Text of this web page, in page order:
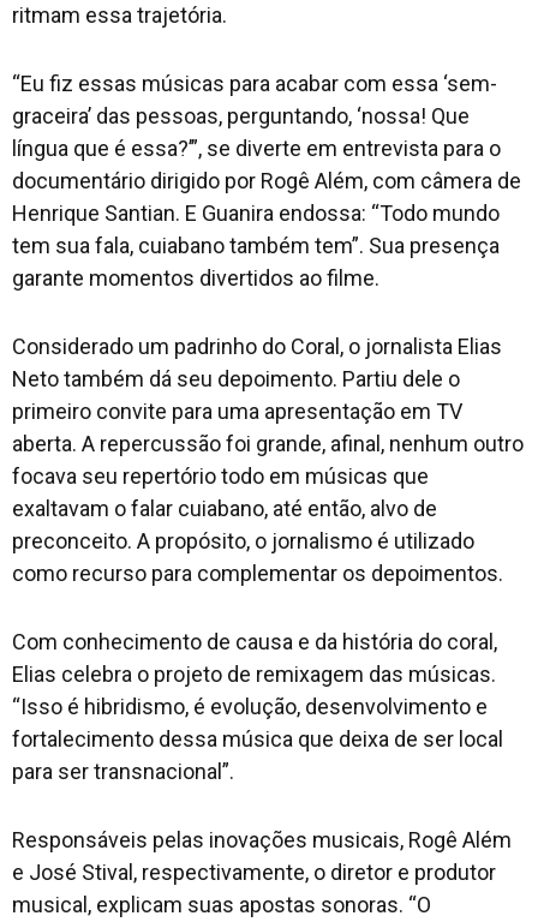
ritmam essa trajetória.
“Eu fiz essas músicas para acabar com essa ‘sem-
graceira’ das pessoas, perguntando, ‘nossa! Que
língua que é essa?’”, se diverte em entrevista para o
documentário dirigido por Rogê Além, com câmera de
Henrique Santian. E Guanira endossa: “Todo mundo
tem sua fala, cuiabano também tem”. Sua presença
garante momentos divertidos ao filme.
Considerado um padrinho do Coral, o jornalista Elias
Neto também dá seu depoimento. Partiu dele o
primeiro convite para uma apresentação em TV
aberta. A repercussão foi grande, afinal, nenhum outro
focava seu repertório todo em músicas que
exaltavam o falar cuiabano, até então, alvo de
preconceito. A propósito, o jornalismo é utilizado
como recurso para complementar os depoimentos.
Com conhecimento de causa e da história do coral,
Elias celebra o projeto de remixagem das músicas.
“Isso é hibridismo, é evolução, desenvolvimento e
fortalecimento dessa música que deixa de ser local
para ser transnacional”.
Responsáveis pelas inovações musicais, Rogê Além
e José Stival, respectivamente, o diretor e produtor
musical, explicam suas apostas sonoras. “O